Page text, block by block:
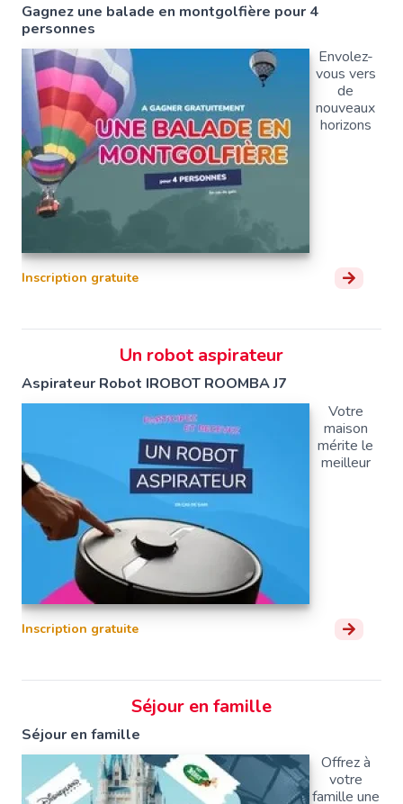
Gagnez une balade en montgolfière pour 4
personnes
Envolez-
vous vers
de
nouveaux
horizons
Inscription gratuite
Un robot aspirateur
Aspirateur Robot IROBOT ROOMBA J7
Votre
maison
mérite le
meilleur
Inscription gratuite
Séjour en famille
Séjour en famille
Offrez à
votre
famille une